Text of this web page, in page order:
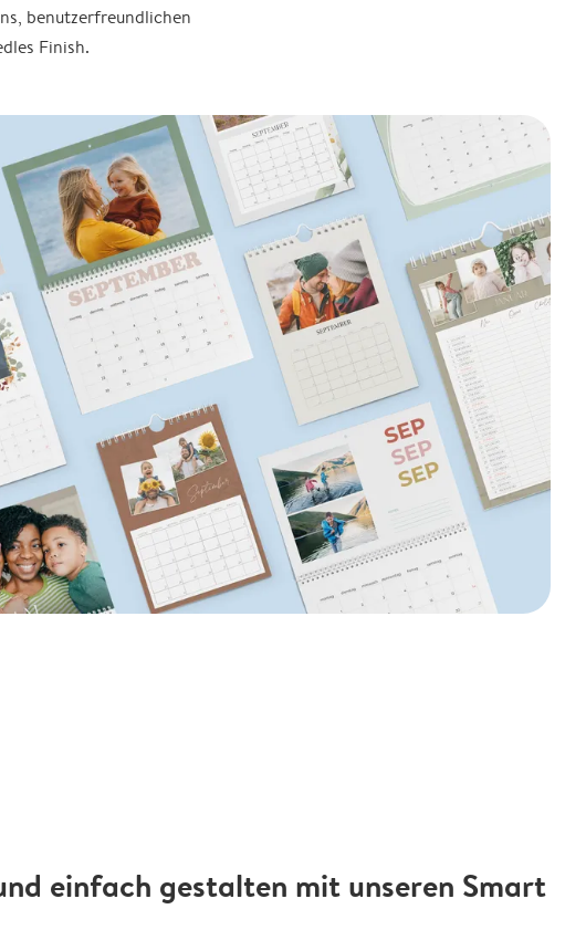
benutzerfreundlichen
Finish.
einfach gestalten mit unseren Smart